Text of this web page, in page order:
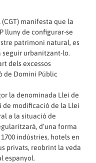
manifesta que la
lluny de configurar-se
patrimoni natural, es
seguir urbanitzant-lo.
dels excessos
de Domini Públic
la denominada Llei de
de modificació de la Llei
a la situació de
d’una forma
indústries, hotels en
privats, reobrint la veda
espanyol.